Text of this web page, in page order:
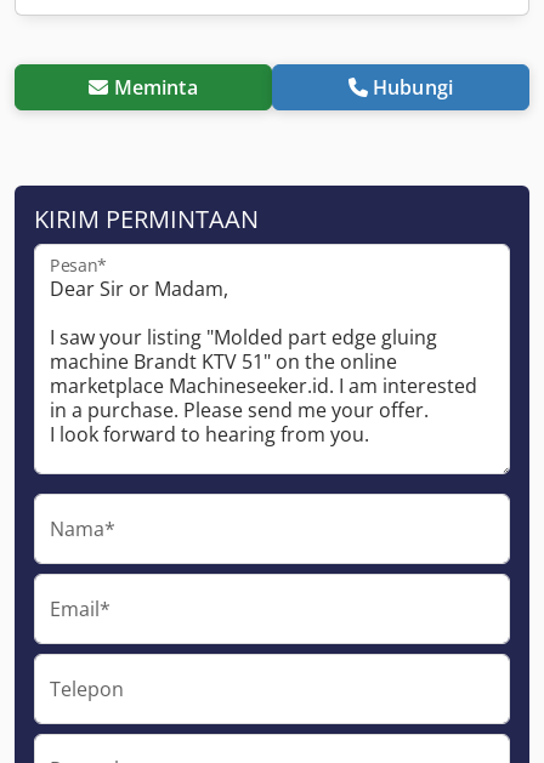
Meminta Hubungi
KIRIM PERMINTAAN
Pesan*
Nama*
Email*
Telepon